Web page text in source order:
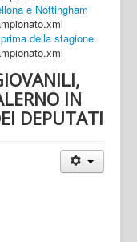
e Nottingham
della stagione
IN
DEPUTATI